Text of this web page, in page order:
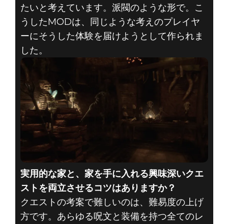
たいと考えています。派閥のような形で。こ
うしたMODは、同じような考えのプレイヤ
ーにそうした体験を届けようとして作られま
した。
実用的な家と、家を手に入れる興味深いクエ
ストを両立させるコツはありますか？
クエストの考案で難しいのは、難易度の上げ
方です。あらゆる呪文と装備を持つ全てのレ